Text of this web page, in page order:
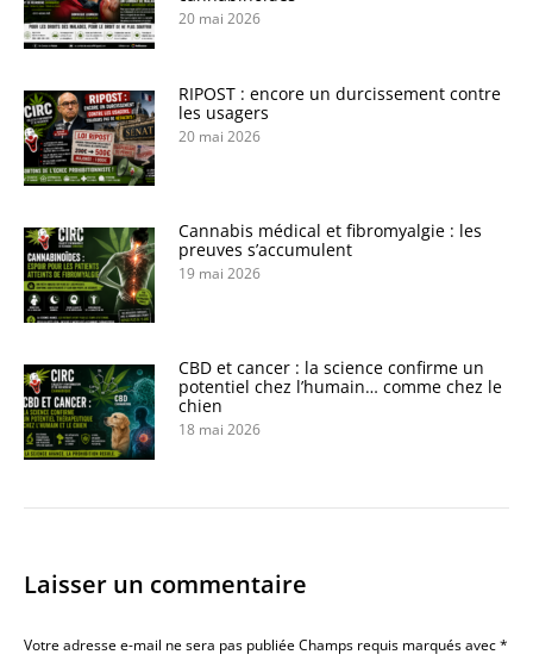
20 mai 2026
RIPOST : encore un durcissement contre
les usagers
20 mai 2026
Cannabis médical et fibromyalgie : les
preuves s’accumulent
19 mai 2026
CBD et cancer : la science confirme un
potentiel chez l’humain… comme chez le
chien
18 mai 2026
Laisser un commentaire
Votre adresse e-mail ne sera pas publiée Champs requis marqués avec*